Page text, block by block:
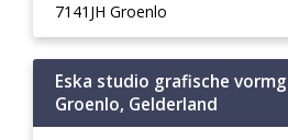
7141JH Groenlo
Eska studio grafische
Groenlo, Gelderland